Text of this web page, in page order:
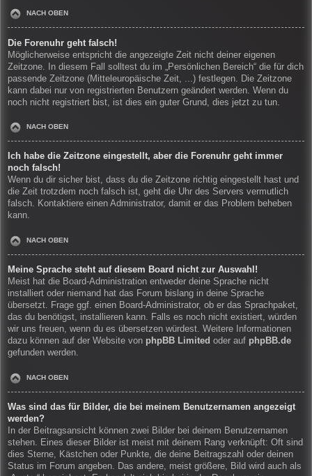
NACH OBEN
Die Forenuhr geht falsch!
Möglicherweise entspricht die angezeigte Zeit nicht deiner eigenen
Zeitzone. In diesem Fall solltest du im „Persönlichen Bereich“ die für dich
passende Zeitzone (Mitteleuropäische Zeit, ...) festlegen. Die Zeitzone
kann dabei nur von registrierten Benutzern geändert werden. Wenn du
noch nicht registriert bist, ist dies ein guter Grund, dies jetzt zu tun.
NACH OBEN
Ich habe die Zeitzone eingestellt, aber die Forenuhr geht immer
noch falsch!
Wenn du dir sicher bist, dass du die Zeitzone richtig eingestellt hast und
die Zeit trotzdem noch falsch ist, geht die Uhr des Servers vermutlich
falsch. Kontaktiere einen Administrator, damit er das Problem beheben
kann.
NACH OBEN
Meine Sprache steht auf diesem Board nicht zur Auswahl!
Meist hat die Board-Administration entweder deine Sprache nicht
installiert oder niemand hat das Forum bislang in deine Sprache
übersetzt. Frage ggf. einen Board-Administrator, ob er das Sprachpaket,
das du benötigst, installieren kann. Falls es noch nicht existiert, würden
wir uns freuen, wenn du es übersetzen würdest. Weitere Informationen
dazu können auf der Website von phpBB Limited oder auf phpBB.de
gefunden werden.
NACH OBEN
Was sind das für Bilder, die bei meinem Benutzernamen angezeigt
werden?
In der Beitragsansicht können zwei Bilder bei deinem Benutzernamen
stehen. Eines dieser Bilder ist meist mit deinem Rang verknüpft: Oft sind
dies Sterne, Kästchen oder Punkte, die deine Beitragszahl oder deinen
Status im Forum angeben. Das andere, meist größere, Bild wird auch als